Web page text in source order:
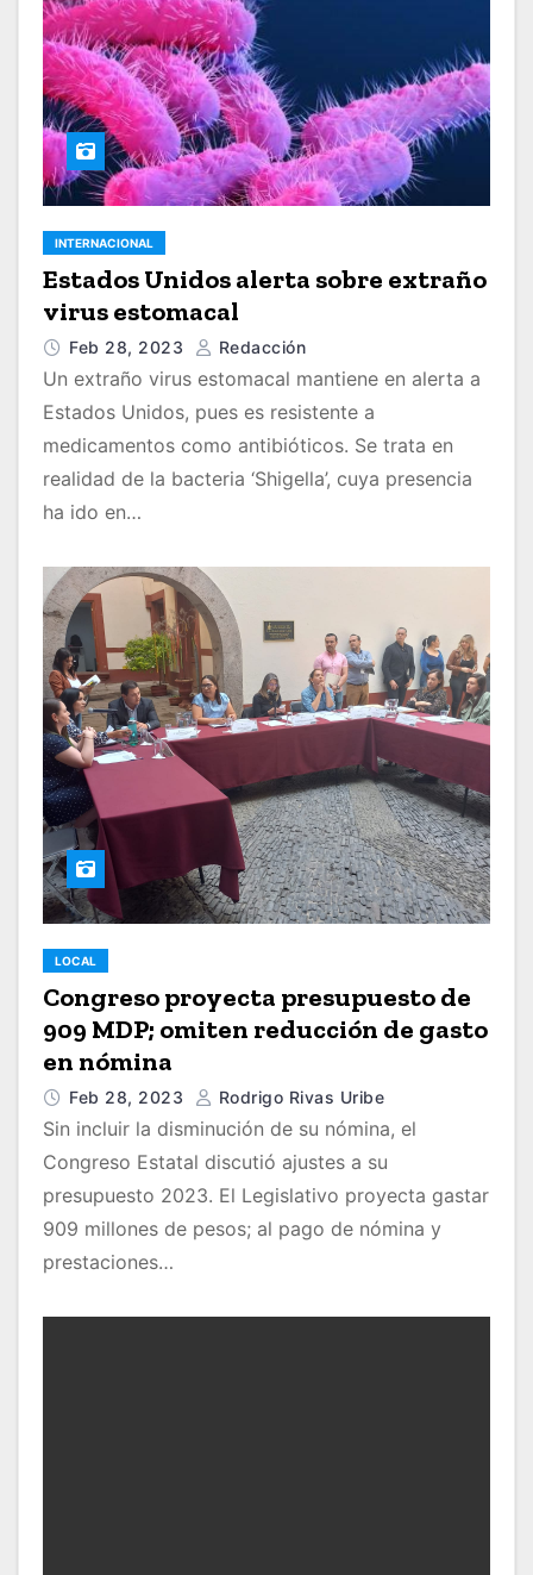
INTERNACIONAL
Estados Unidos alerta sobre extraño
virus estomacal
Feb 28, 2023 Redacción
Un extraño virus estomacal mantiene en alerta a
Estados Unidos, pues es resistente a
medicamentos como antibióticos. Se trata en
realidad de la bacteria ‘Shigella’, cuya presencia
ha ido en…
LOCAL
Congreso proyecta presupuesto de
909 MDP; omiten reducción de gasto
en nómina
Feb 28, 2023 Rodrigo Rivas Uribe
Sin incluir la disminución de su nómina, el
Congreso Estatal discutió ajustes a su
presupuesto 2023. El Legislativo proyecta gastar
909 millones de pesos; al pago de nómina y
prestaciones…